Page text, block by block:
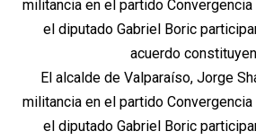
El alcalde de Valparaíso, Jorge
militancia en el partido
el diputado Gabriel Boric